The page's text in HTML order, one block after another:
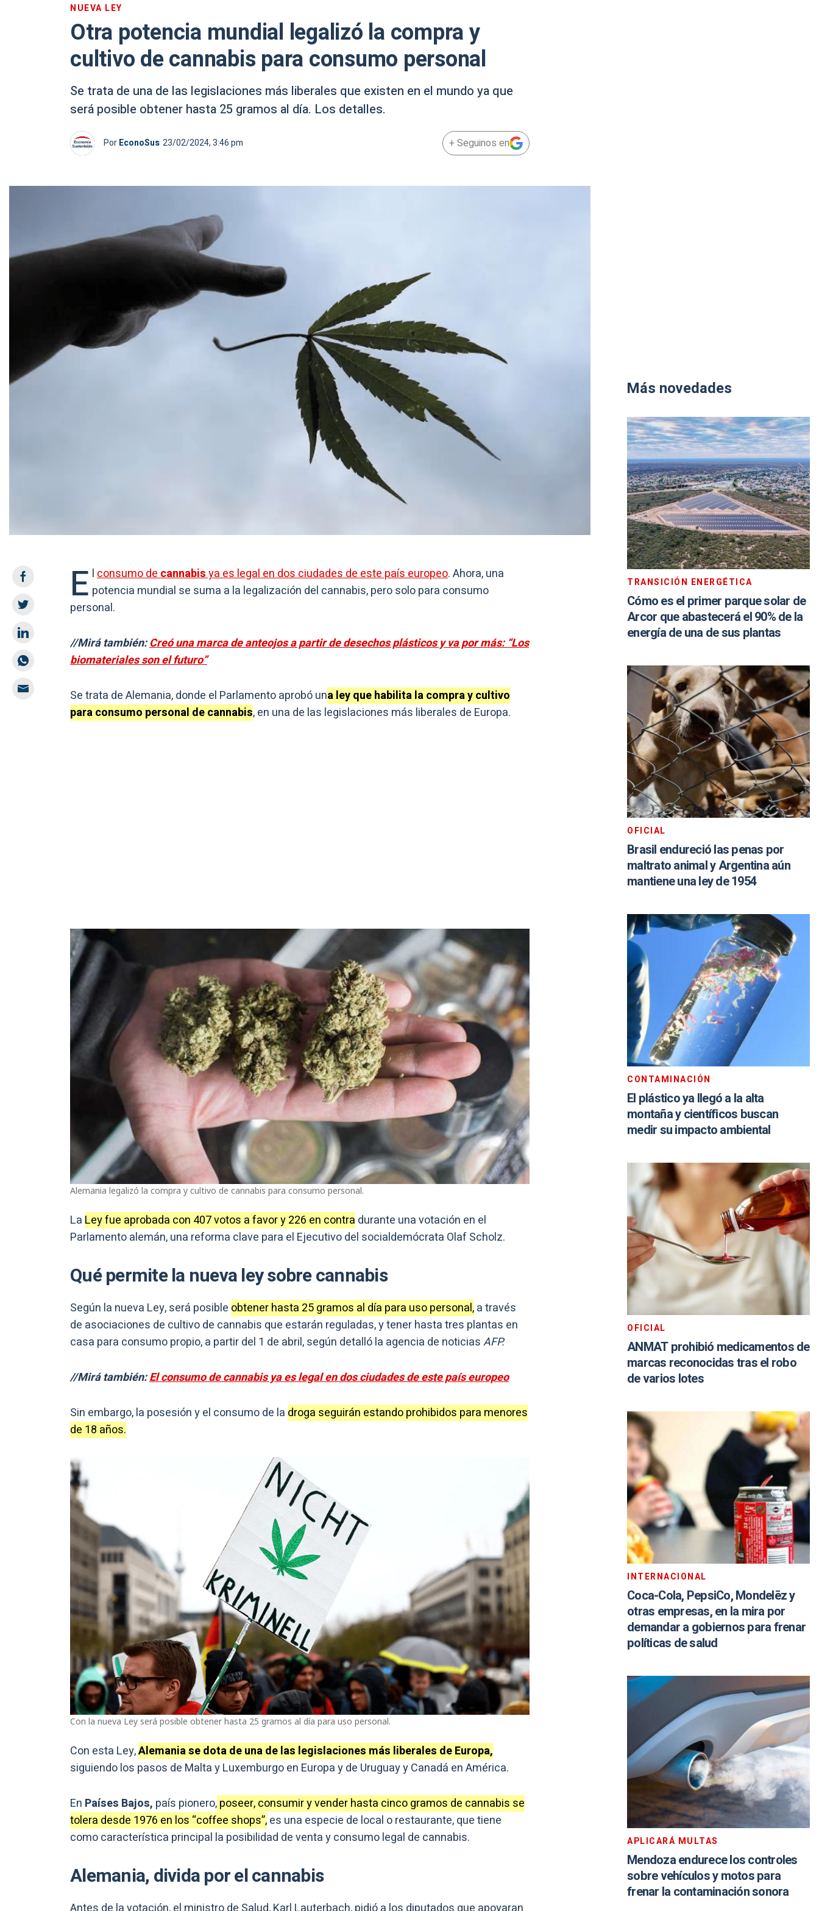
NUEVA LEY
Otra potencia mundial legalizó la compra y
cultivo de cannabis para consumo personal
Se trata de una de las legislaciones más liberales que existen en el mundo ya que
será posible obtener hasta 25 gramos al día. Los detalles.
PorEconoSus 23/02/2024, 3:46 pm + Seguinos en
E lconsumo decannabisya es legal en dos ciudades de este país europeo. Ahora, una
potencia mundial se suma a la legalización del cannabis, pero solo para consumo
personal.
//Mirá también:Creó una marca de anteojos a partir de desechos plásticos y va por más: “Los
biomateriales son el futuro”
Se trata de Alemania, donde el Parlamento aprobó una ley que habilita la compra y cultivo
para consumo personal de cannabis, en una de las legislaciones más liberales de Europa.
Alemania legalizó la compra y cultivo de cannabis para consumo personal.
La Ley fue aprobada con 407 votos a favor y 226 en contra durante una votación en el
Parlamento alemán, una reforma clave para el Ejecutivo del socialdemócrata Olaf Scholz.
Qué permite la nueva ley sobre cannabis
Según la nueva Ley, será posible obtener hasta 25 gramos al día para uso personal,a través
de asociaciones de cultivo de cannabis que estarán reguladas, y tener hasta tres plantas en
casa para consumo propio, a partir del 1 de abril, según detalló la agencia de noticiasAFP.
//Mirá también:El consumo de cannabis ya es legal en dos ciudades de este país europeo
Sin embargo, la posesión y el consumo de la droga seguirán estando prohibidos para menores
de 18 años.
Con la nueva Ley será posible obtener hasta 25 gramos al día para uso personal.
Con esta Ley,Alemania se dota de una de las legislaciones más liberales de Europa,
siguiendo los pasos de Malta y Luxemburgo en Europa y de Uruguay y Canadá en América.
En Países Bajos, país pionero,poseer, consumir y vender hasta cinco gramos de cannabis se
tolera desde 1976 en los “coffee shops”,es una especie de local o restaurante, que tiene
como característica principal la posibilidad de venta y consumo legal de cannabis.
Alemania, divida por el cannabis
Más novedades
TRANSICIÓN ENERGÉTICA
Cómo es el primer parque solar de
Arcor que abastecerá el 90% de la
energía de una de sus plantas
OFICIAL
Brasil endureció las penas por
maltrato animal y Argentina aún
mantiene una ley de 1954
CONTAMINACIÓN
El plástico ya llegó a la alta
montaña y científicos buscan
medir su impacto ambiental
OFICIAL
ANMAT prohibió medicamentos de
marcas reconocidas tras el robo
de varios lotes
INTERNACIONAL
Coca-Cola, PepsiCo, Mondelēz y
otras empresas, en la mira por
demandar a gobiernos para frenar
políticas de salud
APLICARÁ MULTAS
Mendoza endurece los controles
sobre vehículos y motos para
frenar la contaminación sonora